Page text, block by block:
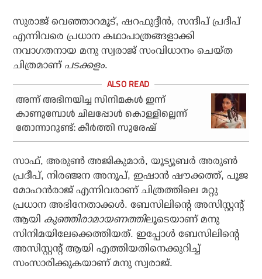
സുരാജ് വെഞ്ഞാറമൂട്, ഷറഫുദ്ദീന്‍, സന്ദീപ് പ്രദീപ്
എന്നിവരെ പ്രധാന കഥാപാത്രങ്ങളാക്കി
നവാഗതനായ മനു സ്വരാജ് സംവിധാനം ചെയ്ത
ചിത്രമാണ് പടക്കളം.
അന്ന് അഭിനയിച്ച സിനിമകൾ ഇന്ന്
കാണുമ്പോൾ ചിലപ്പോൾ കൊള്ളില്ലെന്ന്
തോന്നാറുണ്ട്: കീർത്തി സുരേഷ്
സാഫ്, അരുണ്‍ അജികുമാര്‍, യൂട്യൂബര്‍ അരുണ്‍
പ്രദീപ്, നിരഞ്ജന അനൂപ്, ഇഷാന്‍ ഷൗക്കത്ത്, പൂജ
മോഹന്‍രാജ് എന്നിവരാണ് ചിത്രത്തിലെ മറ്റു
പ്രധാന അഭിനേതാക്കള്‍. ബേസിലിന്റെ അസിസ്റ്റന്റ്
ആയി കുഞ്ഞിരാമായണത്തിലൂടെയാണ് മനു
സിനിമയിലേക്കെത്തിയത്. ഇപ്പോള്‍ ബേസിലിന്റെ
അസിസ്റ്റന്റ് ആയി എത്തിയതിനെക്കുറിച്ച്
സംസാരിക്കുകയാണ് മനു സ്വരാജ്.